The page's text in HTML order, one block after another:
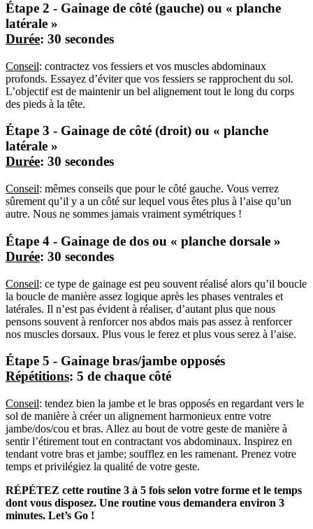
Étape 2 - Gainage de côté (gauche) ou « planche
latérale »
Durée: 30 secondes
Conseil: contractez vos fessiers et vos muscles abdominaux
profonds. Essayez d’éviter que vos fessiers se rapprochent du sol.
L’objectif est de maintenir un bel alignement tout le long du corps
des pieds à la tête.
Étape 3 - Gainage de côté (droit) ou « planche
latérale »
Durée: 30 secondes
Conseil: mêmes conseils que pour le côté gauche. Vous verrez
sûrement qu’il y a un côté sur lequel vous êtes plus à l’aise qu’un
autre. Nous ne sommes jamais vraiment symétriques !
Étape 4 - Gainage de dos ou « planche dorsale »
Durée: 30 secondes
Conseil: ce type de gainage est peu souvent réalisé alors qu’il boucle
la boucle de manière assez logique après les phases ventrales et
latérales. Il n’est pas évident à réaliser, d’autant plus que nous
pensons souvent à renforcer nos abdos mais pas assez à renforcer
nos muscles dorsaux. Plus vous le ferez et plus vous serez à l’aise.
Étape 5 - Gainage bras/jambe opposés
Répétitions: 5 de chaque côté
Conseil: tendez bien la jambe et le bras opposés en regardant vers le
sol de manière à créer un alignement harmonieux entre votre
jambe/dos/cou et bras. Allez au bout de votre geste de manière à
sentir l’étirement tout en contractant vos abdominaux. Inspirez en
tendant votre bras et jambe; soufflez en les ramenant. Prenez votre
temps et privilégiez la qualité de votre geste.
RÉPÉTEZ cette routine 3 à 5 fois selon votre forme et le temps
dont vous disposez. Une routine vous demandera environ 3
minutes. Let’s Go !